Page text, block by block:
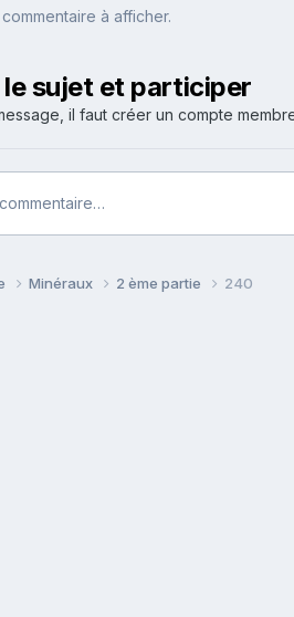
commentaire à afficher.
le sujet et participer
il faut créer un compte
Minéraux 2 ème partie 240